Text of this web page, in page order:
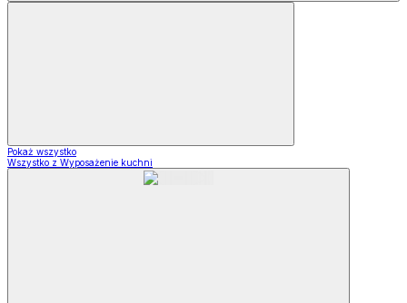
Pokaż wszystko
Wszystko z Wyposażenie kuchni